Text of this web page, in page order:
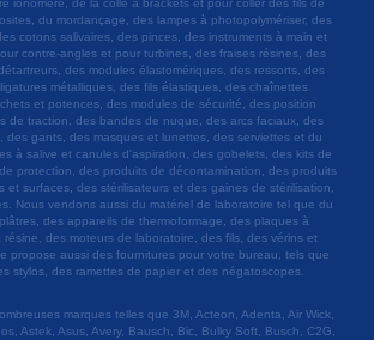
ionomère, de la colle à brackets et pour coller des fils de
du mordançage, des lampes à photopolymériser, des
cotons salivaires, des pinces, des instruments à main et
contre-angles et pour turbines, des fraises résines, des
des modules élastomériques, des ressorts, des
métalliques, des fils élastiques, des chaînettes
et potences, des modules de sécurité, des position
de traction, des bandes de nuque, des arcs faciaux, des
des gants, des masques et lunettes, des serviettes et du
à salive et canules d'aspiration, des gobelets, des kits de
protection, des produits de décontamination, des produits
et surfaces, des stérilisateurs et des gaines de stérilisation,
Nous vendons aussi du matériel de laboratoire tel que du
des appareils de thermoformage, des plaques à
résine, des moteurs de laboratoire, des fils, des vérins et
propose aussi des fournitures pour votre bureau, tels que
stylos, des ramettes de papier et des négatoscopes.
marques telles que 3M, Acteon, Adenta, Air Wick,
Astek, Asus, Avery, Bausch, Bic, Bulky Soft, Busch, C2G,